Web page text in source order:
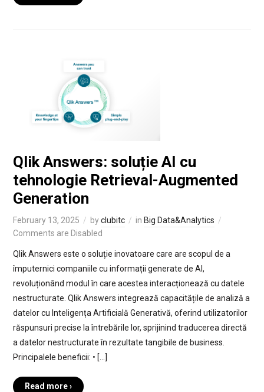
Qlik Answers: soluție AI cu
tehnologie Retrieval-Augmented
Generation
February 13, 2025 byclubitc in Big Data&Analytics
Comments are Disabled
Qlik Answers este o soluție inovatoare care are scopul de a
împuternici companiile cu informații generate de AI,
revoluționând modul în care acestea interacționează cu datele
nestructurate. Qlik Answers integrează capacitățile de analiză a
datelor cu Inteligența Artificială Generativă, oferind utilizatorilor
răspunsuri precise la întrebările lor, sprijinind traducerea directă
a datelor nestructurate în rezultate tangibile de business.
Principalele beneficii: • […]
Read more ›